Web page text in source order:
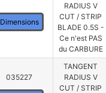
Dimensions
RADIUS V
CUT / STRIP
BLADE 0.5S -
Ce n'est PAS
du CARBURE
035227
TANGENT
RADIUS V
CUT / STRIP